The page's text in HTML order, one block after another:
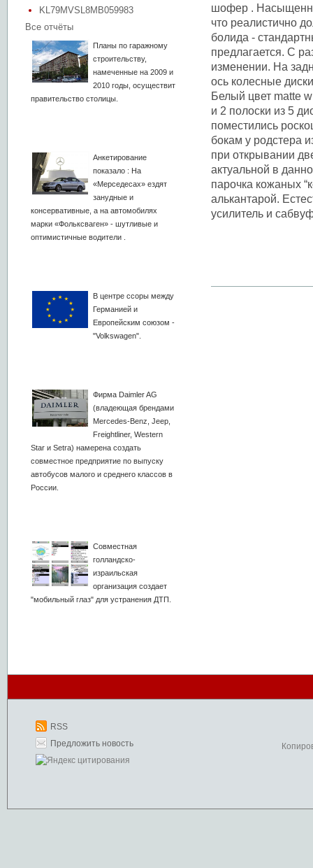
KL79MVSL8MB059983
Все отчёты
Планы по гаражному
строительству,
намеченные на 2009 и
2010 годы, осуществит
правительство столицы.
Анкетирование
показало : На
«Мерседесах» ездят
занудные и
консервативные, а на автомобилях
марки «Фольксваген» - шутливые и
оптимистичные водители .
В центре ссоры между
Германией и
Европейским союзом -
"Volkswagen".
Фирма Daimler AG
(владеющая брендами
Mercedes-Benz, Jeep,
Freightliner, Western
Star и Setra) намерена создать
совместное предприятие по выпуску
автобусов малого и среднего классов в
России.
Совместная
голландско-
израильская
организация создает
"мобильный глаз" для устранения ДТП.
шофер .
что реалистично
болида -
предлагается. С
изменении. На
ось колесные
Белый цвет matte
и 2 полоски из 5
поместились
бокам у родстера
при открывании
актуальной в
парочка кожаных
алькантарой.
усилитель и
RSS
Предложить новость